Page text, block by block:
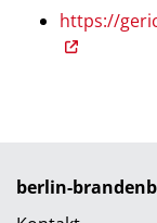
https://
berlin-